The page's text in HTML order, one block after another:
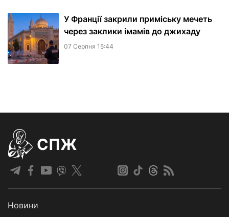
У Франції закрили приміську мечеть
через заклики імамів до джихаду
07 Серпня 15:44
СПЖ
Новини